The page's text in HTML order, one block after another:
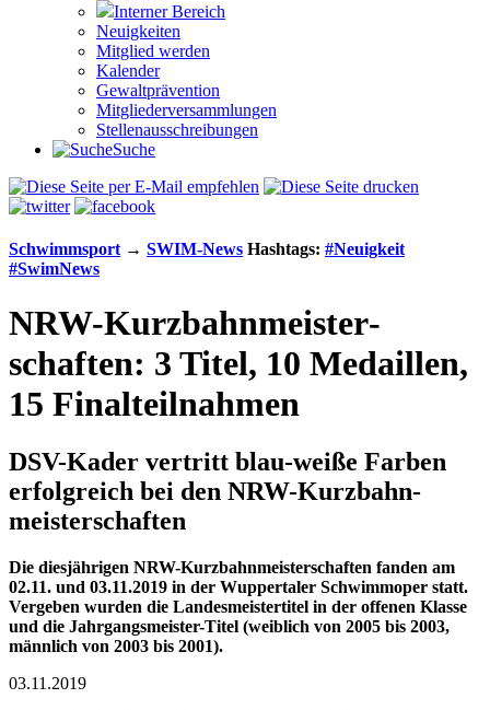
Interner Bereich
Neuigkeiten
Mitglied werden
Kalender
Gewaltprävention
Mitglieder­versammlungen
Stellen­aus­schrei­bungen
Suche
Schwimm­sport → SWIM-News Hashtags: #Neuigkeit
#SwimNews
NRW-Kurz­bahn­meister­
schaften: 3 Titel, 10 Medaillen,
15 Final­teilnahmen
DSV-Kader vertritt blau-weiße Farben
erfolgreich bei den NRW-Kurz­bahn­
meister­schaften
Die diesjährigen NRW-Kurz­bahn­meister­schaften fanden am
02.11. und 03.11.2019 in der Wupper­taler Schwimm­oper statt.
Ver­geben wurden die Landes­meister­titel in der offenen Klasse
und die Jahr­gangs­meister-Titel (weiblich von 2005 bis 2003,
männlich von 2003 bis 2001).
03.11.2019